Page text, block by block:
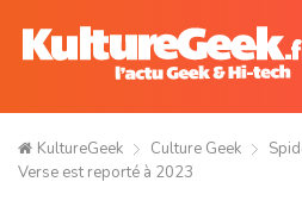
KultureGeek Culture Geek
Verse est reporté à 2023